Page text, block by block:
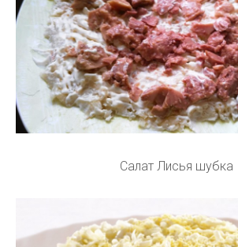
Салат Лисья шубка